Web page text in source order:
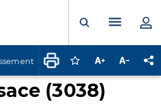
Ouvrir laMenu
Connectez-vous
Augmenter la
(3038)